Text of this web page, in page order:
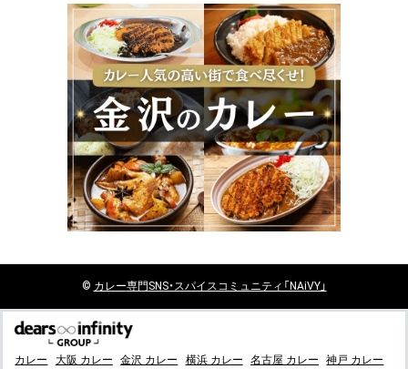
© カレー専門SNS・スパイスコミュニティ「NAiVY」
カレー 大阪 カレー 金沢 カレー 横浜 カレー 名古屋 カレー 神戸 カレー